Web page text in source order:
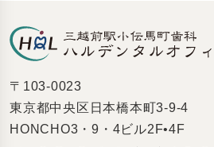
〒103-0023
東京都中央区日本橋本町3-9-4
HONCHO3・9・4ビル2F•4F